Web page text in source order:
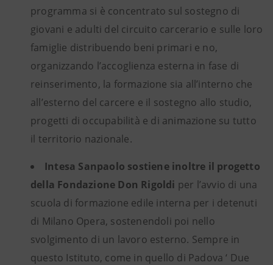
programma si è concentrato sul sostegno di
giovani e adulti del circuito carcerario e sulle loro
famiglie distribuendo beni primari e no,
organizzando l’accoglienza esterna in fase di
reinserimento, la formazione sia all’interno che
all’esterno del carcere e il sostegno allo studio,
progetti di occupabilità e di animazione su tutto
il territorio nazionale.
Intesa Sanpaolo sostiene inoltre il progetto
della Fondazione Don Rigoldi per l’avvio di una
scuola di formazione edile interna per i detenuti
di Milano Opera, sostenendoli poi nello
svolgimento di un lavoro esterno. Sempre in
questo Istituto, come in quello di Padova ‘ Due